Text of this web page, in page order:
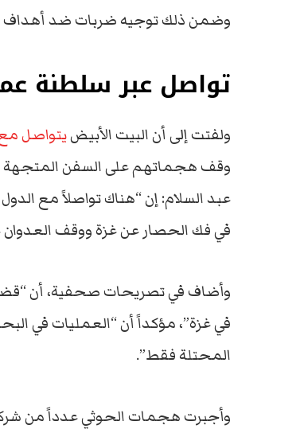
وضمن ذلك توجيه ضربات ضد أهداف
تواصل عبر سلطنة
ولفتت إلى أن البيت الأبيضيتواصل
وقف هجماتهم على السفن المتجهة
عبد السلام: إن “هناك تواصلاً مع
في فك الحصار عن غزة ووقف العدوان
وأضاف في تصريحات صحفية، أن
في غزة”، مؤكداً أن “العمليات في
المحتلة فقط”.
وأجبرت هجمات الحوثي عدداً من